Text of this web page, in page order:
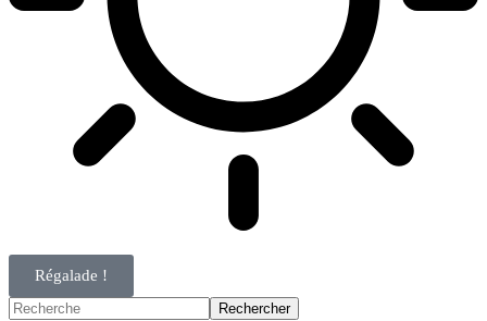
Régalade !